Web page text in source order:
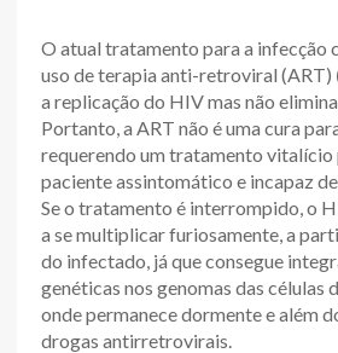
O atual tratamento para a infecção
uso de terapia anti-retroviral (ART)
a replicação do HIV mas não
Portanto, a ART não é uma cura
requerendo um tratamento vitalício
paciente assintomático e incapaz
Se o tratamento é interrompido, o
a se multiplicar furiosamente, a
do infectado, já que consegue
genéticas nos genomas das células
onde permanece dormente e além
drogas antirretrovirais.